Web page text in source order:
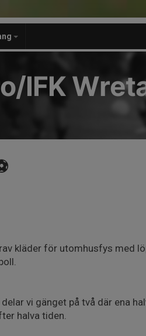
IFK
kläder för utomhusfys med
vi gänget på två där ena
halva tiden.